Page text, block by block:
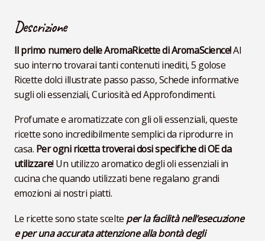
Descrizione
Il primo numero delle AromaRicette di AromaScience!Al
suo interno trovarai tanti contenuti inediti, 5 golose
Ricette dolci illustrate passo passo, Schede informative
sugli oli essenziali, Curiosità ed Approfondimenti.
Profumate e aromatizzate con gli oli essenziali, queste
ricette sono incredibilmente semplici da riprodurre in
casa. Per ogni ricetta troverai dosi specifiche di OE da
utilizzare! Un utilizzo aromatico degli oli essenziali in
cucina che quando utilizzati bene regalano grandi
emozioni ai nostri piatti.
Le ricette sono state scelte per la facilità nell’esecuzione
e per una accurata attenzione alla bontà degli